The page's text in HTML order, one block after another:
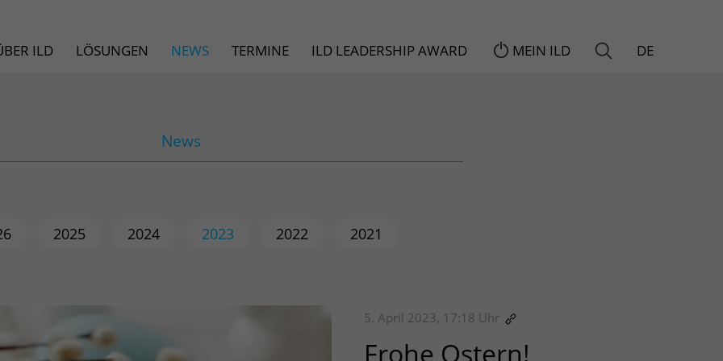
ILD LÖSUNGEN NEWS TERMINE ILD LEADERSHIP AWARD MEIN ILD DE
News
2025 2024 2023 2022 2021
5. April 2023, 17:18 Uhr
Frohe Ostern!